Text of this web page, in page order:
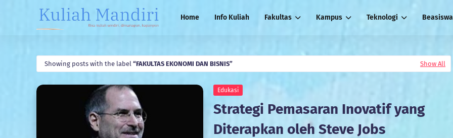
Home Info Kuliah Fakultas Kampus Teknologi Beasiswa
Showing posts with the label FAKULTAS EKONOMI DAN BISNIS Show All
Edukasi
Strategi Pemasaran Inovatif yang
Diterapkan oleh Steve Jobs